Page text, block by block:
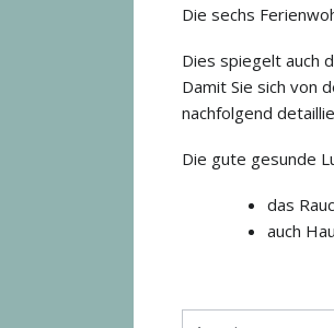
Die sechs
Dies spiegelt auch
Damit Sie sich von
nachfolgend
Die gute gesunde
das
auch